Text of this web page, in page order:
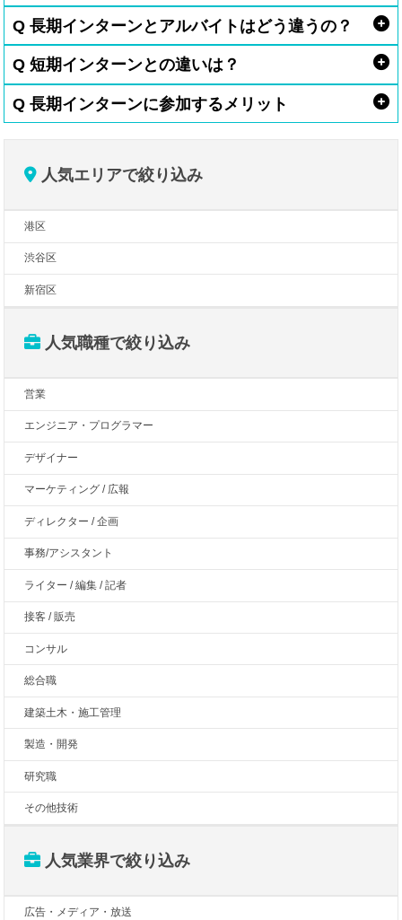
Q 長期インターンとアルバイトはどう違うの？
Q 短期インターンとの違いは？
Q 長期インターンに参加するメリット
人気エリアで絞り込み
港区
渋谷区
新宿区
人気職種で絞り込み
営業
エンジニア・プログラマー
デザイナー
マーケティング / 広報
ディレクター / 企画
事務/アシスタント
ライター / 編集 / 記者
接客 / 販売
コンサル
総合職
建築土木・施工管理
製造・開発
研究職
その他技術
人気業界で絞り込み
広告・メディア・放送